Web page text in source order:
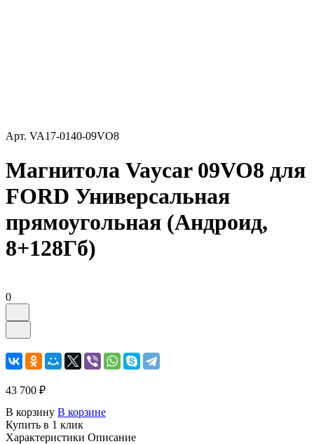
Арт. VA17-0140-09VO8
Магнитола Vaycar 09VO8 для
FORD Универсальная
прямоугольная (Андроид,
8+128Гб)
0
43 700 ₽
В корзину В корзине
Купить в 1 клик
Характеристики Описание